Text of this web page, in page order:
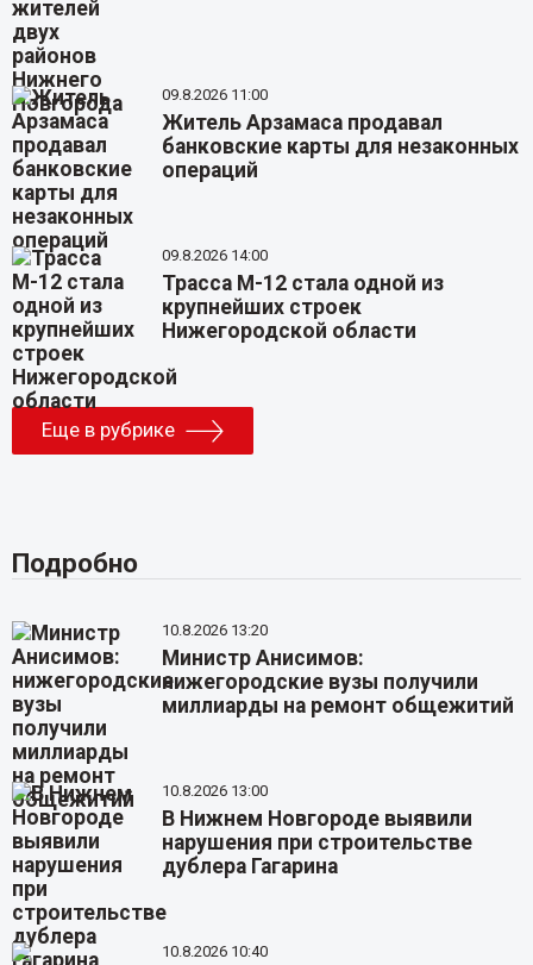
09.8.2026 11:00
Житель Арзамаса продавал
банковские карты для незаконных
операций
09.8.2026 14:00
Трасса М-12 стала одной из
крупнейших строек
Нижегородской области
Еще в рубрике
Подробно
10.8.2026 13:20
Министр Анисимов:
нижегородские вузы получили
миллиарды на ремонт общежитий
10.8.2026 13:00
В Нижнем Новгороде выявили
нарушения при строительстве
дублера Гагарина
10.8.2026 10:40